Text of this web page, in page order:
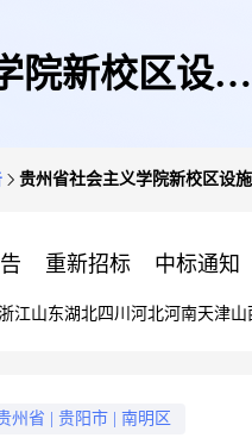
院新校区设施
贵州省社会主义学院新校区设
重新招标 中标通知
江山东湖北四川 河北河南天津山
州省 贵阳市 南明区